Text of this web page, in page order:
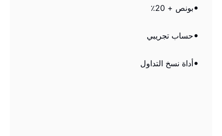
بونص + 20٪
حساب تجريبي
أداة نسخ التداول